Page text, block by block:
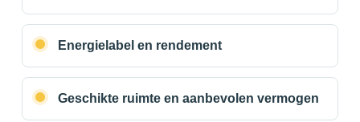
Energielabel en rendement
Geschikte ruimte en aanbevolen vermogen